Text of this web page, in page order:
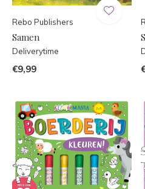
Rebo Publishers
Samen
Deliverytime
€9,99